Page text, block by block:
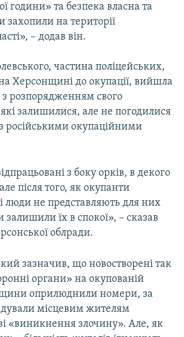
години» та безпека власна та
захопили на території
– додав він.
частина поліцейських,
Херсонщині до окупації, вийшла
з розпорядженням свого
залишилися, але не погодилися
російськими окупаційними
з боку орків, в декого
після того, як окупанти
люди не представляють для них
їх в спокої», – сказав
облради.
зазначив, що новостворені так
органи» на окупованій
оприлюднили номери, за
місцевим жителям
«виникнення злочину». Але, як